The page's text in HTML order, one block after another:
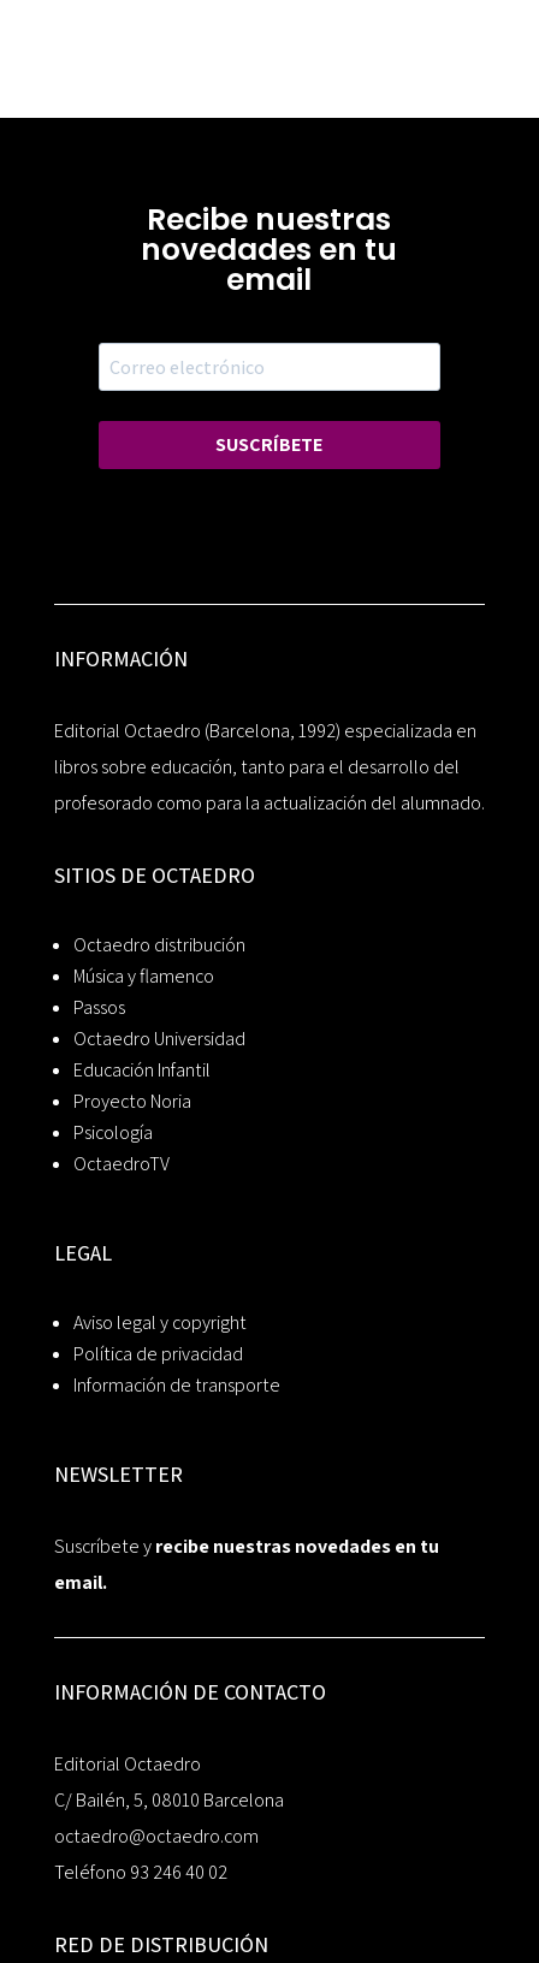
Recibe nuestras
novedades en tu
email
SUSCRÍBETE
INFORMACIÓN
Editorial Octaedro (Barcelona, 1992) especializada en
libros sobre educación, tanto para el desarrollo del
profesorado como para la actualización del alumnado.
SITIOS DE OCTAEDRO
Octaedro distribución
Música y flamenco
Passos
Octaedro Universidad
Educación Infantil
Proyecto Noria
Psicología
OctaedroTV
LEGAL
Aviso legal y copyright
Política de privacidad
Información de transporte
NEWSLETTER
Suscríbete yrecibe nuestras novedades en tu
email.
INFORMACIÓN DE CONTACTO
Editorial Octaedro
C/ Bailén, 5, 08010 Barcelona
octaedro@octaedro.com
Teléfono 93 246 40 02
RED DE DISTRIBUCIÓN